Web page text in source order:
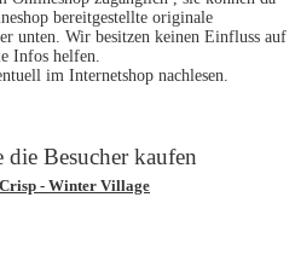
bereitgestellte originale
unten. Wir besitzen keinen Einfluss auf
Infos helfen.
im Internetshop nachlesen.
die Besucher kaufen
Crisp - Winter Village